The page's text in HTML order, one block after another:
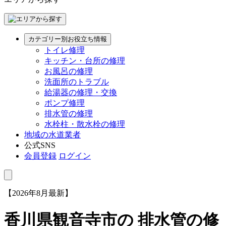
カテゴリー別お役立ち情報
トイレ修理
キッチン・台所の修理
お風呂の修理
洗面所のトラブル
給湯器の修理・交換
ポンプ修理
排水管の修理
水栓柱・散水栓の修理
地域の水道業者
公式SNS
会員登録 ログイン
【2026年8月最新】
香川県観音寺市の 排水管の修